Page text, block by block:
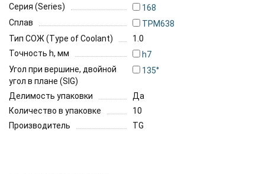
Серия (Series)
168
Сплав
TPM638
Тип СОЖ (Type of Coolant)
1.0
Точность h, мм
h7
Угол при вершине, двойной
угол в плане (SIG)
135°
Делимость упаковки
Да
Количество в упаковке
10
Производитель
TG